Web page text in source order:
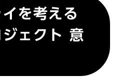
を考える
ェクト 意